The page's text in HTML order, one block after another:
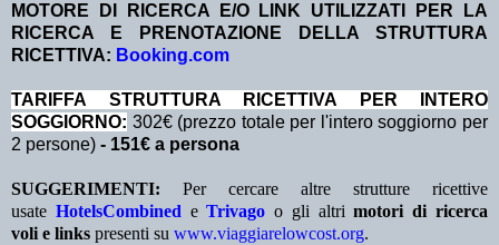
MOTORE DI RICERCA E/O LINK UTILIZZATI PER LA
RICERCA E PRENOTAZIONE DELLA STRUTTURA
RICETTIVA: Booking.com
TA RIFFA STRUTTURA RICETTIVA PER INTERO
SOGGIORNO: 302€ (prezzo totale per l'intero soggiorno per
2 persone) - 151€ a persona
SUGGERIMENTI: Per cercare altre strutture ricettive
usate HotelsCombined eTrivago o gli altrimotori di ricerca
voli e links presenti su www.viaggiarelowcost.org.